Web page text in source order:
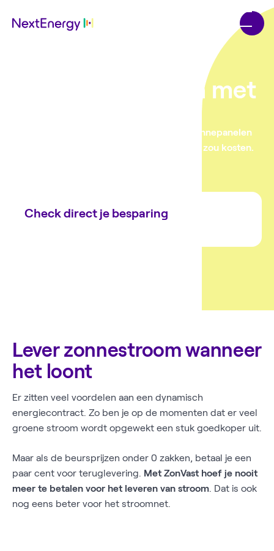
Slim terugleveren met
Met ZonVast zorgen wij ervoor dat jouw zonnepanelen
niet terugleveren wanneer het je juist geld zou kosten.
Check direct je besparing
Lever zonnestroom wanneer
het loont
Er zitten veel voordelen aan een dynamisch
energiecontract. Zo ben je op de momenten dat er veel
groene stroom wordt opgewekt een stuk goedkoper uit.
Maar als de beursprijzen onder 0 zakken, betaal je een
paar cent voor teruglevering. Met ZonVast hoef je nooit
meer te betalen voor het leveren van stroom. Dat is ook
nog eens beter voor het stroomnet.